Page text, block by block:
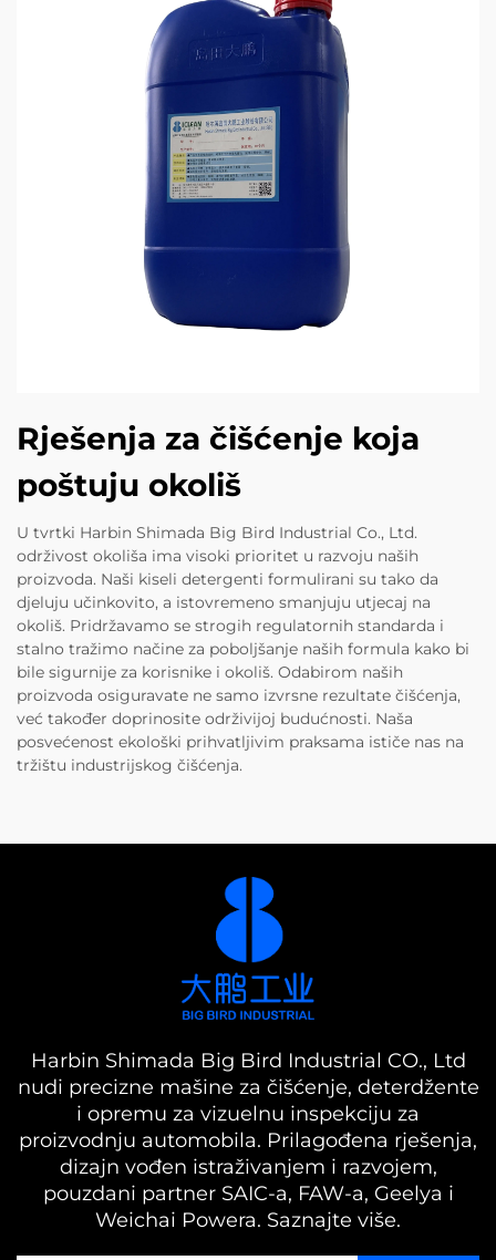
Rješenja za čišćenje koja
poštuju okoliš
U tvrtki Harbin Shimada Big Bird Industrial Co., Ltd.
održivost okoliša ima visoki prioritet u razvoju naših
proizvoda. Naši kiseli detergenti formulirani su tako da
djeluju učinkovito, a istovremeno smanjuju utjecaj na
okoliš. Pridržavamo se strogih regulatornih standarda i
stalno tražimo načine za poboljšanje naših formula kako bi
bile sigurnije za korisnike i okoliš. Odabirom naših
proizvoda osiguravate ne samo izvrsne rezultate čišćenja,
već također doprinosite održivijoj budućnosti. Naša
posvećenost ekološki prihvatljivim praksama ističe nas na
tržištu industrijskog čišćenja.
Harbin Shimada Big Bird Industrial CO., Ltd
nudi precizne mašine za čišćenje, deterdžente
i opremu za vizuelnu inspekciju za
proizvodnju automobila. Prilagođena rješenja,
dizajn vođen istraživanjem i razvojem,
pouzdani partner SAIC-a, FAW-a, Geelya i
Weichai Powera. Saznajte više.